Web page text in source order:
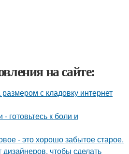
на сайте:
с кладовку интернет
- готовьтесь к боли и
- это хорошо забытое старое.
чтобы сделать